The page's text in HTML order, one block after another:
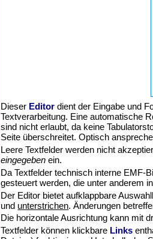
Dieser Editor dient der Eingabe und
Textverarbeitung. Eine automatische
sind nicht erlaubt, da keine
Seite überschreitet. Optisch
Leere Textfelder werden nicht
eingegeben ein.
Da Textfelder technisch interne EMF-
gesteuert werden, die unter anderem
Der Editor bietet aufklappbare
und unterstrichen. Änderungen
Die horizontale Ausrichtung kann mit
Textfelder können klickbare Links